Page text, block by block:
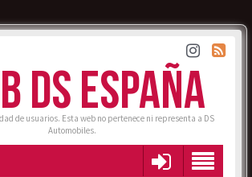
DS ESPAÑA
de usuarios. Esta web no pertenece ni representa a DS
Automobiles.